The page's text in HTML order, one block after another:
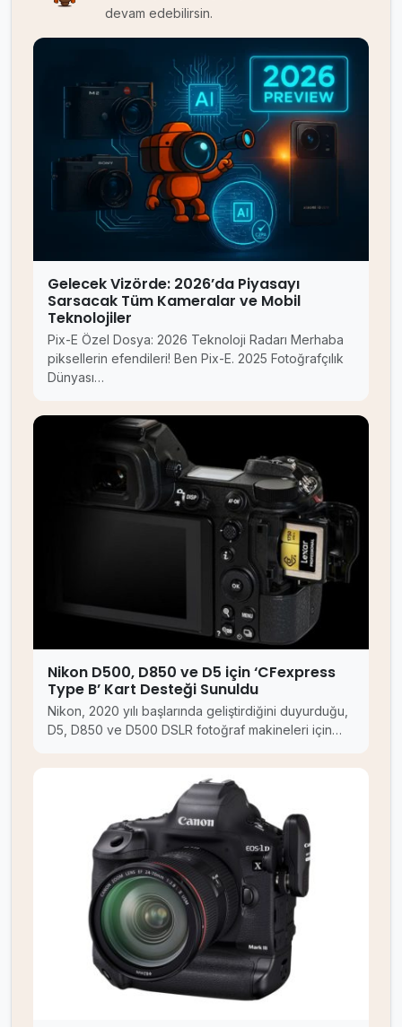
devam edebilirsin.
Gelecek Vizörde: 2026’da Piyasayı
Sarsacak Tüm Kameralar ve Mobil
Teknolojiler
Pix-E Özel Dosya: 2026 Teknoloji Radarı Merhaba
piksellerin efendileri! Ben Pix-E. 2025 Fotoğrafçılık
Dünyası…
Nikon D500, D850 ve D5 için ‘CFexpress
Type B’ Kart Desteği Sunuldu
Nikon, 2020 yılı başlarında geliştirdiğini duyurduğu,
D5, D850 ve D500 DSLR fotoğraf makineleri için…